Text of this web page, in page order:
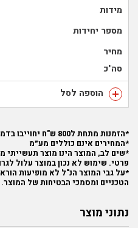
מידות
מספר יחידות
מחיר
סה"כ
הוספה לסל
*הזמנות מתחת ל800 ש"ח יחוייבו בדמי משלוח
*המחירים אינם כוללים מע״מ
*שים לב, המוצר הינו מוצר תעשייתי
פרטי. שימוש לא נכון במוצר עלול
*על גבי המוצר הנ"ל לא מופיעות
הטכניים ומסמכי הבטיחות של המוצר.
נתוני מוצר